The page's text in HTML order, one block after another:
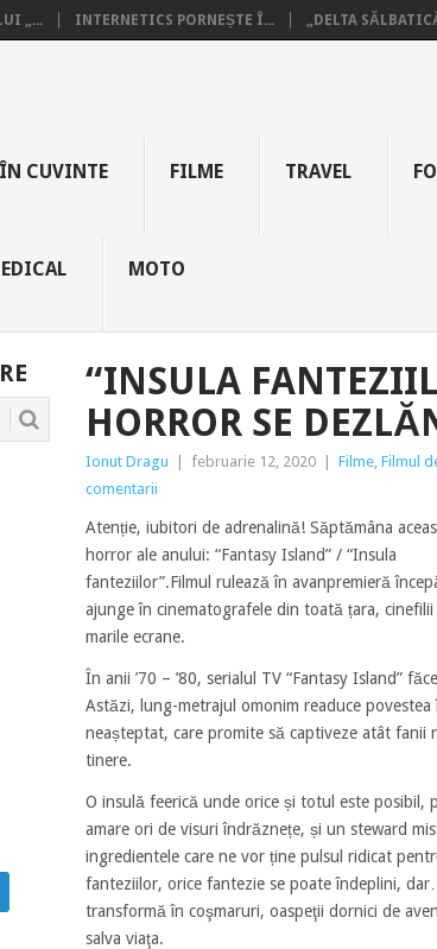
„... INTERNETICS PORNEȘTE Î... „DELTA
ÎN CUVINTE FILME TRAVEL
MOTO
“INSULA
HORROR SE
Ionut Dragu februarie 12, 2020 Filme, Filmul
comentarii
Atenție, iubitori de adrenalină! Săptămâna
horror ale anului: “Fantasy Island” / “Insula
fanteziilor”.Filmul rulează în avanpremieră
ajunge în cinematografele din toată țara,
marile ecrane.
În anii ’70 – ’80, serialul TV “Fantasy Island”
Astăzi, lung-metrajul omonim readuce
neașteptat, care promite să captiveze atât fanii
tinere.
O insulă feerică unde orice și totul este posibil,
amare ori de visuri îndrăznețe, și un steward
ingredientele care ne vor ține pulsul ridicat
fanteziilor, orice fantezie se poate îndeplini,
transformă în coşmaruri, oaspeţii dornici de
salva viaţa.